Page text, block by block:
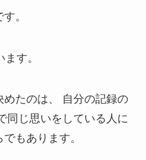
。
す。
めたのは、 自分の記録の
同じ思いをしている人に
もあります。